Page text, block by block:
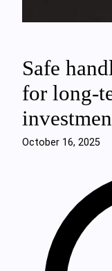
Safe
for long-
October 16, 2025